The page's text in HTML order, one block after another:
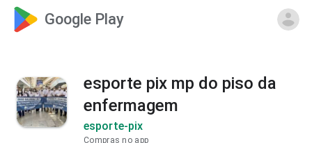
Google Play
esporte pix mp do piso da
enfermagem
esporte-pix
Compras no app